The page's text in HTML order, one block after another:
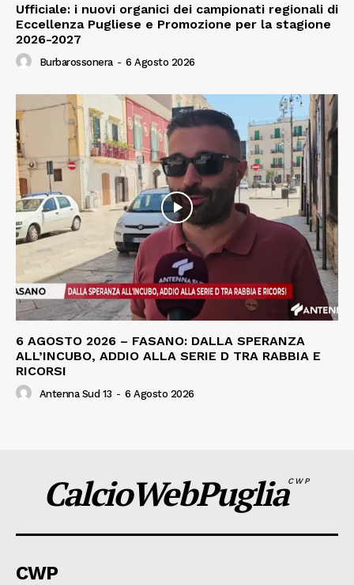
Ufficiale: i nuovi organici dei campionati regionali di
Eccellenza Pugliese e Promozione per la stagione
2026-2027
Burbarossonera - 6 Agosto 2026
6 AGOSTO 2026 – FASANO: DALLA SPERANZA
ALL’INCUBO, ADDIO ALLA SERIE D TRA RABBIA E
RICORSI
Antenna Sud 13 - 6 Agosto 2026
CalcioWebPugliaCWP
CWP